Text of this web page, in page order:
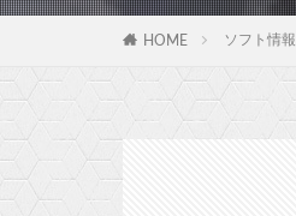
HOME ソフト情報